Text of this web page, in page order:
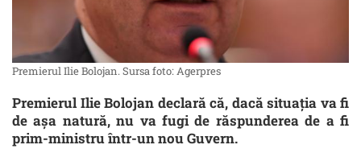
Premierul Ilie Bolojan. Sursa foto: Agerpres
Premierul Ilie Bolojan declară că, dacă situația va fi
de așa natură, nu va fugi de răspunderea de a fi
prim-ministru într-un nou Guvern.